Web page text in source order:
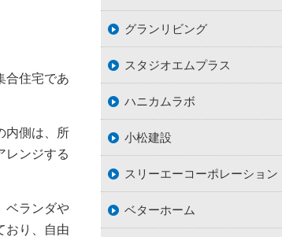
合住宅であ
内側は、所
レンジする
ベランダや
おり、自由
グランリビング
スタジオエムプラス
ハニカムラボ
小松建設
スリーエーコーポレーション
ベターホーム